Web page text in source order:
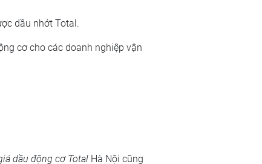
dầu nhớt Total.
cơ cho các doanh nghiệp vận
dầu động cơ Total Hà Nội cũng